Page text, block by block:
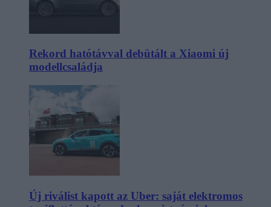
Rekord hatótávval debütált a Xiaomi új
modellcsaládja
Új riválist kapott az Uber: saját elektromos